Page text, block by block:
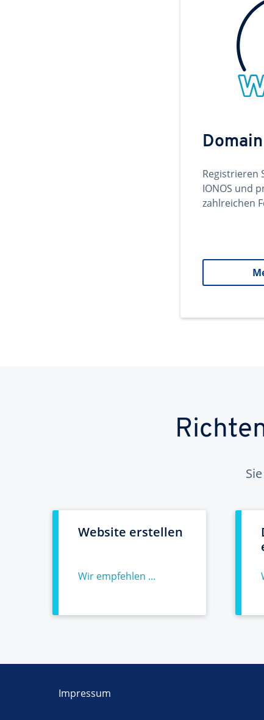
Domain
Registrieren
IONOS und
zahlreichen
Website erstellen
Wir empfehlen ...
Impressum